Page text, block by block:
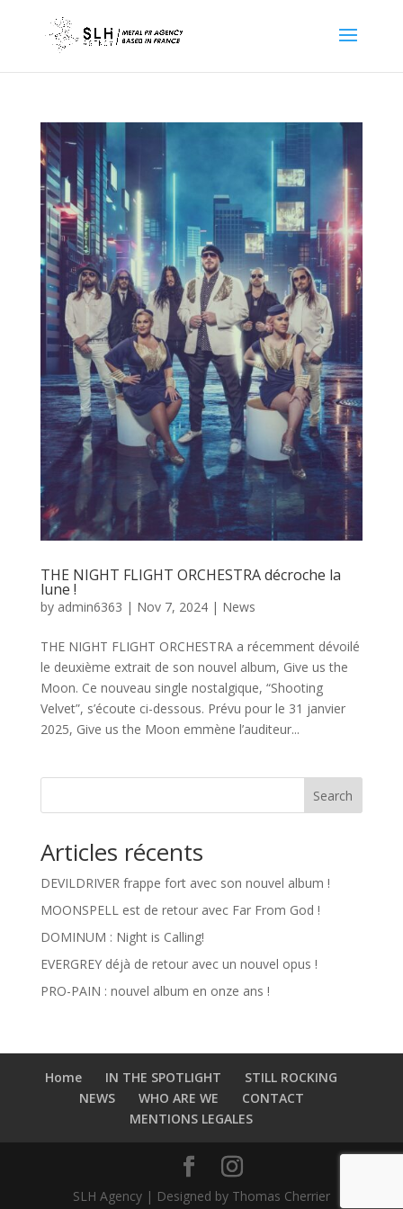
THE NIGHT FLIGHT ORCHESTRA décroche la
lune !
by admin6363 | Nov 7, 2024| News
THE NIGHT FLIGHT ORCHESTRA a récemment dévoilé
le deuxième extrait de son nouvel album, Give us the
Moon. Ce nouveau single nostalgique, “Shooting
Velvet”, s’écoute ci-dessous. Prévu pour le 31 janvier
2025, Give us the Moon emmène l’auditeur...
Search
Articles récents
DEVILDRIVER frappe fort avec son nouvel album !
MOONSPELL est de retour avec Far From God !
DOMINUM : Night is Calling!
EVERGREY déjà de retour avec un nouvel opus !
PRO-PAIN : nouvel album en onze ans !
Home IN THE SPOTLIGHT
STILL ROCKING
NEWS
WHO ARE WE
CONTACT
MENTIONS LEGALES
SLH Agency | Designed by Thomas Cherrier